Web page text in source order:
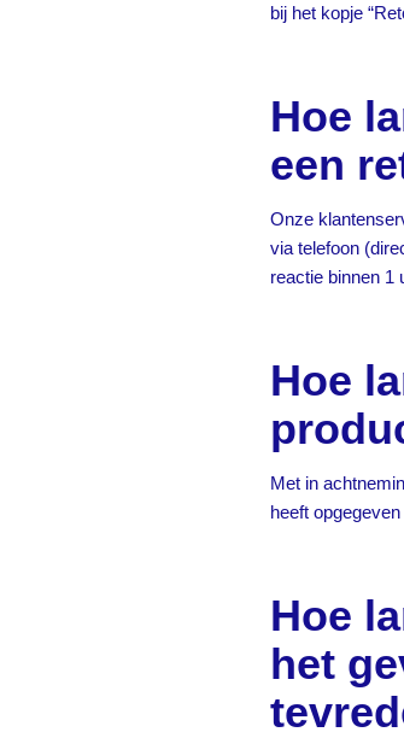
bij het kopje
Hoe
een
Onze
via telefoon
reactie binnen 1
Hoe
Met in
heeft
Hoe
het